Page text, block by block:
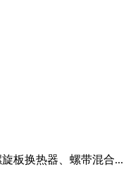
板换热器、螺带混合...